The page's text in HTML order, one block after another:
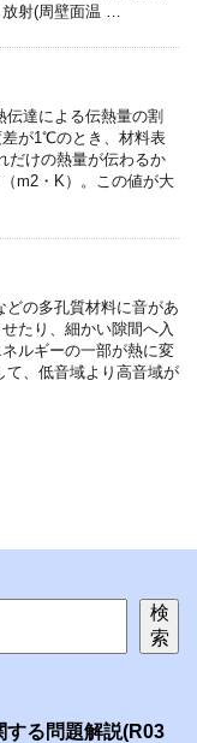
射(周壁面温 …
伝達による伝熱量の割
が1℃のとき、材料表
だけの熱量が伝わるか
m2・K）。この値が大
どの多孔質材料に音があ
たり、細かい隙間へ入
ルギーの一部が熱に変
て、低音域より高音域が
検
索
する問題解説(R03